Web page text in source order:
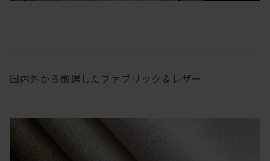
国内外から厳選したファブリック＆レザー